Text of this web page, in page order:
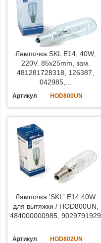
Лампочка SKL E14, 40W,
220V. 85x25mm, зам.
481281728318, 126387,
042985,...
Артикул HOD800UN
Лампочка 'SKL' E14 40W
для вытяжки / HOD800UN,
484000000985, 9029791929
Артикул HOD802UN